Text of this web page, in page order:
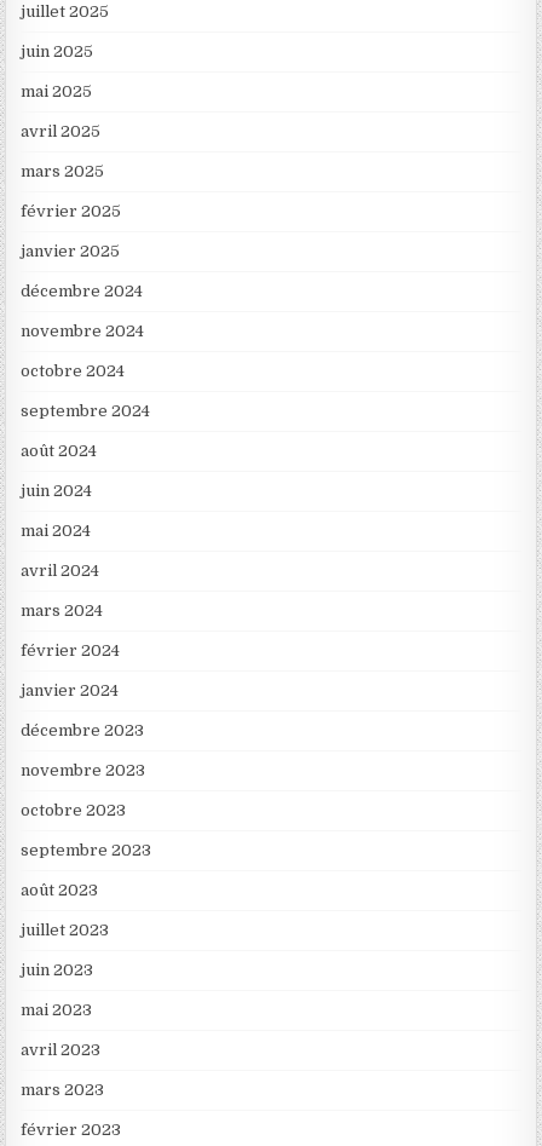
juillet 2025
juin 2025
mai 2025
avril 2025
mars 2025
février 2025
janvier 2025
décembre 2024
novembre 2024
octobre 2024
septembre 2024
août 2024
juin 2024
mai 2024
avril 2024
mars 2024
février 2024
janvier 2024
décembre 2023
novembre 2023
octobre 2023
septembre 2023
août 2023
juillet 2023
juin 2023
mai 2023
avril 2023
mars 2023
février 2023